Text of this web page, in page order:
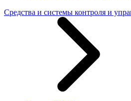
Средства и системы контроля и